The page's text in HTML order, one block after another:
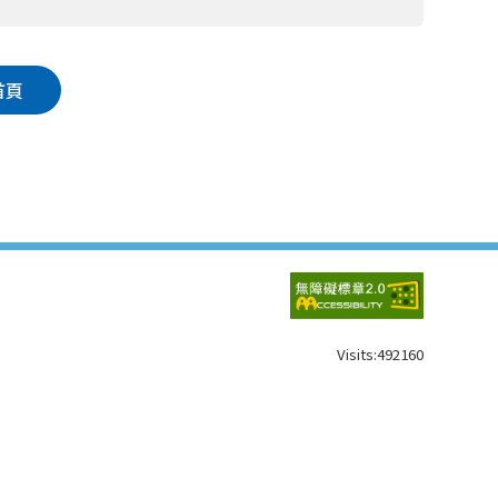
頁
Visits:492160